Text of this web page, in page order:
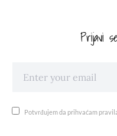
Prijavi
Potvrđujem da prihvaćam